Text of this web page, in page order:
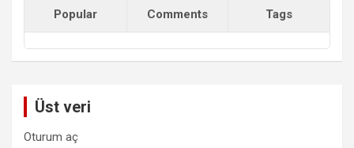
Popular Comments Tags
Üst veri
Oturum aç